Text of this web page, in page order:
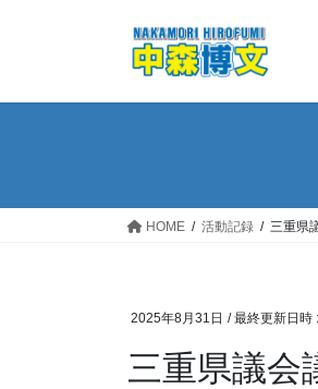
HOME 活動記録 三重県
2025年8月31日 / 最終更新日時 :
三重県議会